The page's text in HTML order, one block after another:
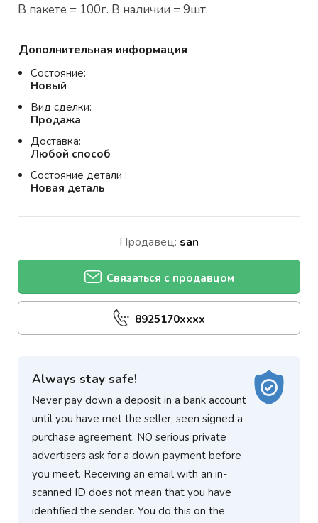
В пакете = 100г. В наличии = 9шт.
Дополнительная информация
Состояние:
Новый
Вид сделки:
Продажа
Доставка:
Любой способ
Состояние детали :
Новая деталь
Продавец: san
Связаться с продавцом
8925170xxxx
Always stay safe!
Never pay down a deposit in a bank account
until you have met the seller, seen signed a
purchase agreement. NO serious private
advertisers ask for a down payment before
you meet. Receiving an email with an in-
scanned ID does not mean that you have
identified the sender. You do this on the